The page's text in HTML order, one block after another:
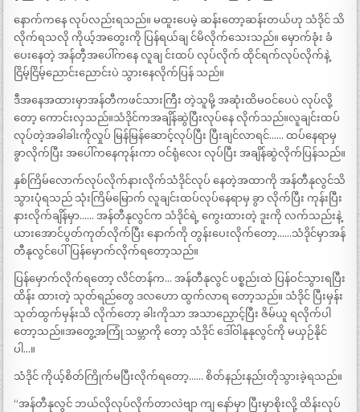
နောက်ကနေ လုပ်လည်းရသည်။ မထူးပေမဲ့ ဆန်းတော့ဆန်းတယ်ဟု သံဒိုင် သိ
လိုက်ရသလို ကိုယ့်အတွေးကို ပြန်ရယ်ချ င်မိလိုက်သေးသည်။ မှောက်ခုံး ခံ
ပေးနေတဲ့ အန်တီ့အပေါ်ကနေ လူချ င်းထပ် လုပ်လိုက် ထိုင်ရက်လုပ်လိုက်နဲ့
ငြိမ့်ငြိမ့်ညောင်းညောင်းပဲ သွားနေလိုက်ပြန် သည်။
ဒီအနေအထားမှာအန်တီကဖင်သားကြီး တဲ့သူမို့ အဆုံးထိမဝင်ပေပဲ လုပ်လို့
တော့ ကောင်းလှသည်။သံဒိုင်ကအချိန်ဆွဲပြီးလုပ်နေ လိုက်သည်။လူချင်းထပ်
လုပ်တဲ့အခါခါးကိုလှုပ် မြန်မြန်ဆောင့်လုပ်ပြီး ပြီးချင်လာရင်…… ထပ်နေရာမှ
ခွာလိုက်ပြီး အပေါ်ကနေကုန်းကာ ဝင်ရုံလေး လုပ်ပြီး အချိန်ဆွဲလိုက်ပြန်သည်။
နှစ်ကြိမ်လောက်လုပ်လိုက်နားလိုက်သံဒိုင်လုပ် နေတဲ့အထာကို အန်တီနုလွင်သိ
သွားပုံရသည် သုံးကြိမ်မြောက် လူချင်းထပ်လုပ်နေရာမှ ခွာ လိုက်ပြီး ကုန်းပြီး
နားလိုက်ချိန်မှာ…… အန်တီနုလွင်က သံဒိုင်ရဲ့ ကွေးထားတဲ့ ဒူးကို လက်သည်းနဲ့
ယားအောင်ပွတ်ကုတ်လိုက်ပြီး နောက်ကို တွန်းပေးလိုက်တော့……သံဒိုင်မှာအန်
တီနုလွင်ပေါ်ပြန်မှောက်လိုက်ရတော့သည်။
ပြန်မှောက်လိုက်ရတော့ လိင်တန်က… အန်တီနုလွင် ပစ္စည်းထဲ ပြန်ဝင်သွားရပြီး
ထိန်း ထားတဲ့ သုတ်ရည်တွေ ဒလဟော ထွက်လာရ တော့သည်။ သံဒိုင် ပြီးမှန်း
သုတ်ထွက်မှန်းသိ လိုက်တော့ ခါးကိုသာ အသာညှောင့်ပြီး ဇိမ်ယူ ရလိုက်ပါ
တော့သည်။အတွေ့အကြုံ သမ္ဘာကို တော့ သံဒိုင် ဒေါ်ဝါနုနုလွင်ကို မယှဉ်နိုင်
ပါ…။
သံဒိုင် ကိုယ့်စိတ်ကြိုက်မပြီးလိုက်ရတော့…… စိတ်နည်းနည်းတိုသွားခဲ့ရသည်။
“အန်တီနုလွင် ဘယ်လိုလုပ်လိုက်တာလဲဗျာ ကျ နော်မှာ ပြီးမှာစိုးလို့ ထိန်းလုပ်